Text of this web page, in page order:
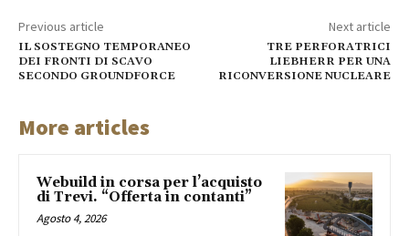
Previous article
IL SOSTEGNO TEMPORANEO
DEI FRONTI DI SCAVO
SECONDO GROUNDFORCE
Next article
TRE PERFORATRICI
LIEBHERR PER UNA
RICONVERSIONE NUCLEARE
More articles
Webuild in corsa per l’acquisto
di Trevi. “Offerta in contanti”
Agosto 4, 2026